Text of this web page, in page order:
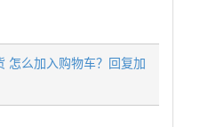
怎么加入购物车？回复加